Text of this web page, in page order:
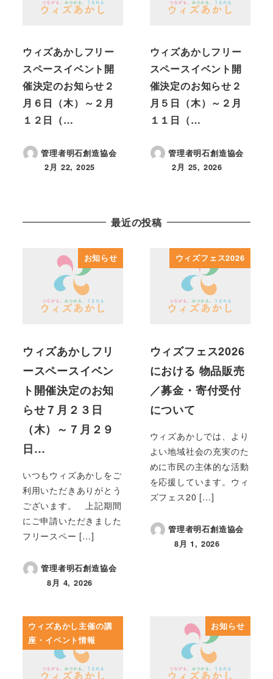
ウィズあかしフリー
スペースイベント開
催決定のお知らせ２
月６日（木）～２月
１２日（…
管理者明石創造協会
投稿日
2月 22, 2025
ウィズあかしフリー
スペースイベント開
催決定のお知らせ２
月５日（木）～２月
１１日（…
管理者明石創造協会
投稿日
2月 25, 2026
最近の投稿
お知らせ
ウィズあかしフリ
ースペースイベン
ト開催決定のお知
らせ７月２３日
（木）～７月２９
日…
いつもウィズあかしをご
利用いただきありがとう
ございます。 上記期間
にご申請いただきました
フリースペー […]
管理者明石創造協会
投稿日
8月 4, 2026
ウィズフェス2026
ウィズフェス2026
における 物品販売
／募金・寄付受付
について
ウィズあかしでは、より
よい地域社会の充実のた
めに市民の主体的な活動
を応援しています。ウィ
ズフェス20 […]
管理者明石創造協会
投稿日
8月 1, 2026
ウィズあかし主催の講
座・イベント情報
お知らせ